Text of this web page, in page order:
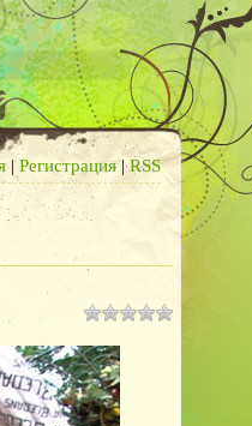
| Регистрация|RSS